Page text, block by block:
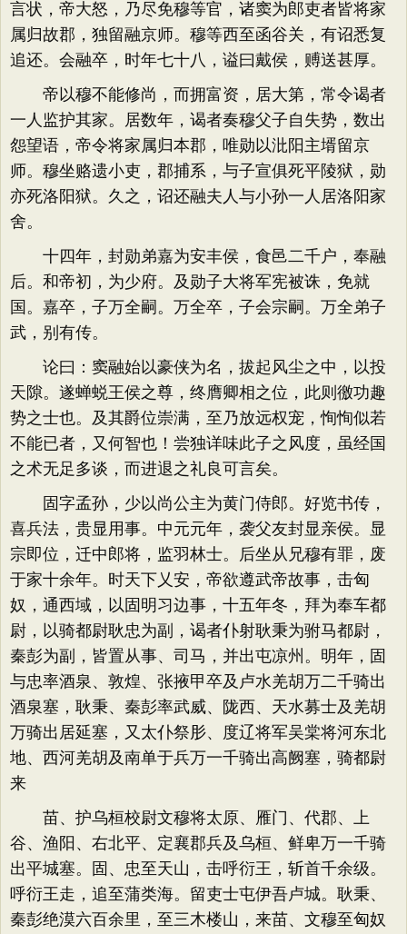
言状，帝大怒，乃尽免穆等官，诸窦为郎吏者皆将家
属归故郡，独留融京师。穆等西至函谷关，有诏悉复
追还。会融卒，时年七十八，谥曰戴侯，赙送甚厚。
帝以穆不能修尚，而拥富资，居大第，常令谒者
一人监护其家。居数年，谒者奏穆父子自失势，数出
怨望语，帝令将家属归本郡，唯勋以沘阳主壻留京
师。穆坐赂遗小吏，郡捕系，与子宣俱死平陵狱，勋
亦死洛阳狱。久之，诏还融夫人与小孙一人居洛阳家
舍。
十四年，封勋弟嘉为安丰侯，食邑二千户，奉融
后。和帝初，为少府。及勋子大将军宪被诛，免就
国。嘉卒，子万全嗣。万全卒，子会宗嗣。万全弟子
武，别有传。
论曰：窦融始以豪侠为名，拔起风尘之中，以投
天隙。遂蝉蜕王侯之尊，终膺卿相之位，此则徼功趣
势之士也。及其爵位崇满，至乃放远权宠，恂恂似若
不能已者，又何智也！尝独详味此子之风度，虽经国
之术无足多谈，而进退之礼良可言矣。
固字孟孙，少以尚公主为黄门侍郎。好览书传，
喜兵法，贵显用事。中元元年，袭父友封显亲侯。显
宗即位，迁中郎将，监羽林士。后坐从兄穆有罪，废
于家十余年。时天下乂安，帝欲遵武帝故事，击匈
奴，通西域，以固明习边事，十五年冬，拜为奉车都
尉，以骑都尉耿忠为副，谒者仆射耿秉为驸马都尉，
秦彭为副，皆置从事、司马，并出屯凉州。明年，固
与忠率酒泉、敦煌、张掖甲卒及卢水羌胡万二千骑出
酒泉塞，耿秉、秦彭率武威、陇西、天水募士及羌胡
万骑出居延塞，又太仆祭肜、度辽将军吴棠将河东北
地、西河羌胡及南单于兵万一千骑出高阙塞，骑都尉
来
苗、护乌桓校尉文穆将太原、雁门、代郡、上
谷、渔阳、右北平、定襄郡兵及乌桓、鲜卑万一千骑
出平城塞。固、忠至天山，击呼衍王，斩首千余级。
呼衍王走，追至蒲类海。留吏士屯伊吾卢城。耿秉、
秦彭绝漠六百余里，至三木楼山，来苗、文穆至匈奴